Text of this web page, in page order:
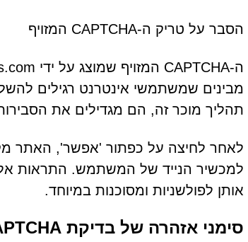
הסבר על טריק ה-CAPTCHA המזויף
תהליך מוכר זה, הם מגדילים את
לאחר לחיצה על כפתור 'אפשר', האתר
למכשיר הנייד של המשתמש. התראות
אותן לפולשניות ומסוכנות במיוחד.
סימני אזהרה של בדיקת CAPTCHA מזויפת